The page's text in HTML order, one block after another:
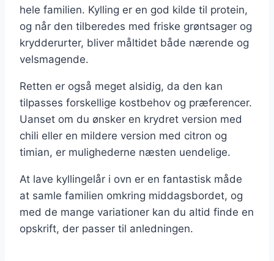
hele familien. Kylling er en god kilde til protein,
og når den tilberedes med friske grøntsager og
krydderurter, bliver måltidet både nærende og
velsmagende.
Retten er også meget alsidig, da den kan
tilpasses forskellige kostbehov og præferencer.
Uanset om du ønsker en krydret version med
chili eller en mildere version med citron og
timian, er mulighederne næsten uendelige.
At lave kyllingelår i ovn er en fantastisk måde
at samle familien omkring middagsbordet, og
med de mange variationer kan du altid finde en
opskrift, der passer til anledningen.